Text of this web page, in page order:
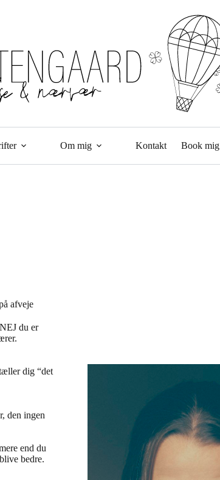
Om mig Kontakt Book mig
afveje
du er
dig “det
den ingen
end du
bedre.